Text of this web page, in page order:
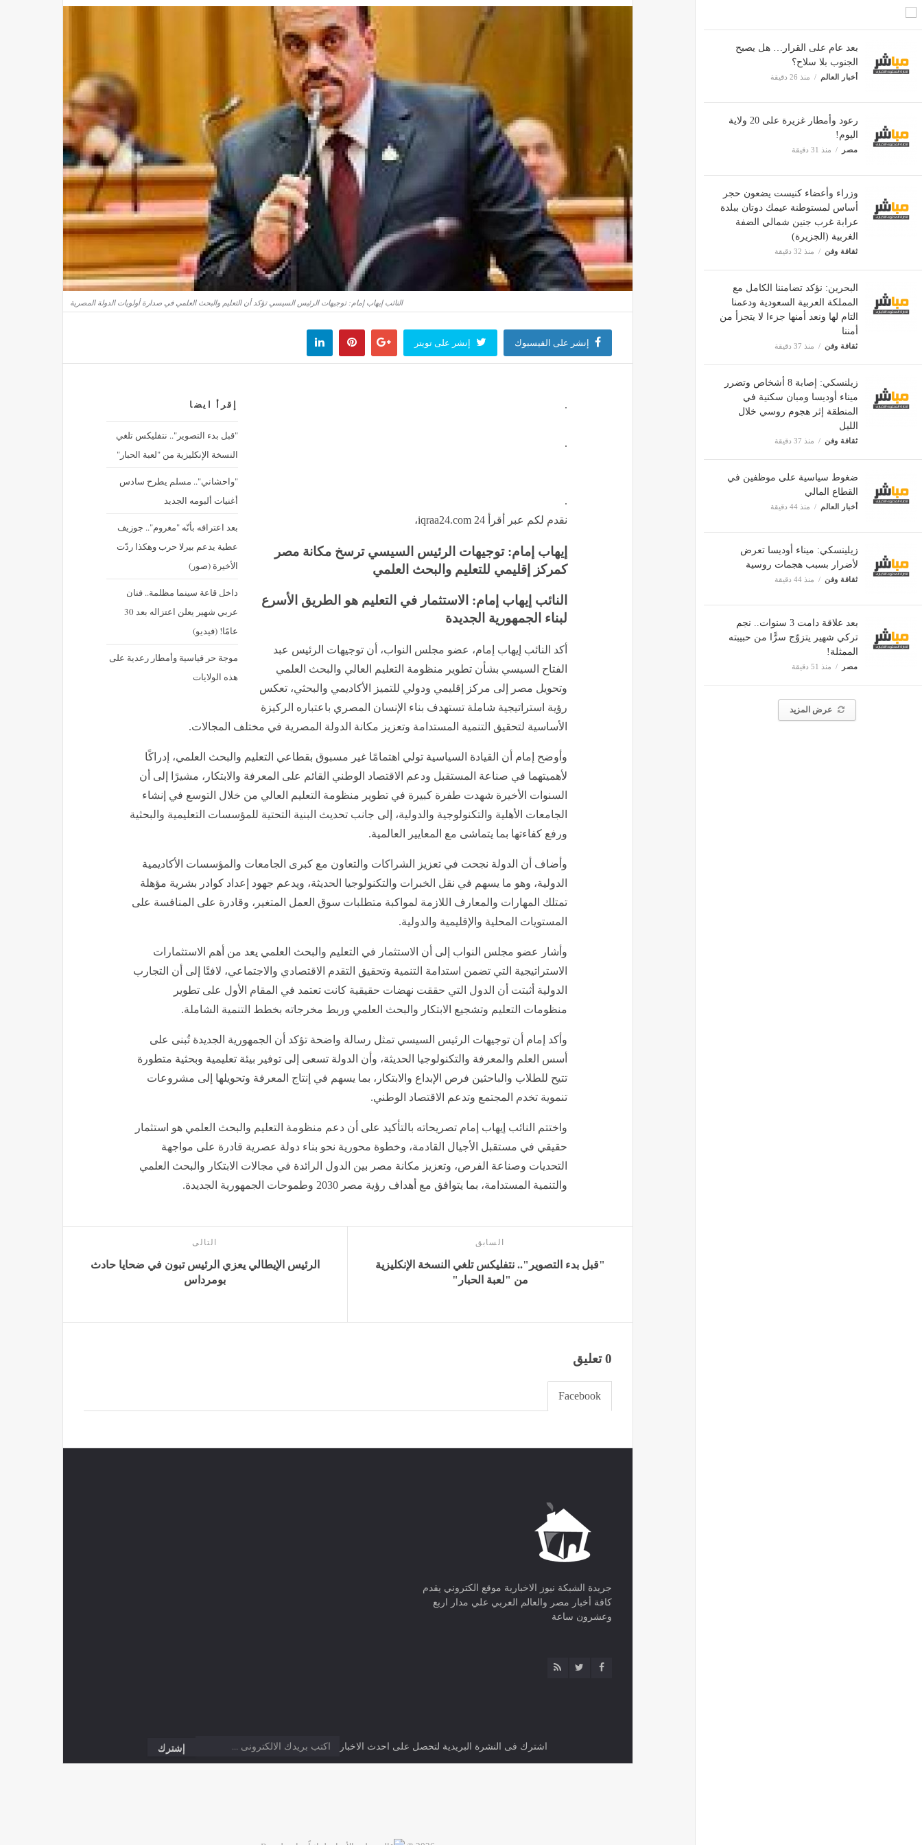
بعد عام على القرار… هل يصبح
الجنوب بلا سلاح؟
أخبار العالم منذ 26 دقيقة
رعود وأمطار غزيرة على 20 ولاية
اليوم!
مصر منذ 31 دقيقة
وزراء وأعضاء كنيست يضعون حجر
أساس لمستوطنة عيمك دوتان ببلدة
عرابة غرب جنين شمالي الضفة
الغربية (الجزيرة)
ثقافة وفن منذ 32 دقيقة
البحرين: نؤكد تضامننا الكامل مع
المملكة العربية السعودية ودعمنا
التام لها ونعد أمنها جزءا لا يتجزأ من
أمننا
ثقافة وفن منذ 37 دقيقة
زيلنسكي: إصابة 8 أشخاص وتضرر
ميناء أوديسا ومبان سكنية في
المنطقة إثر هجوم روسي خلال
الليل
ثقافة وفن منذ 37 دقيقة
ضغوط سياسية على موظفين في
القطاع المالي
أخبار العالم منذ 44 دقيقة
زيلينسكي: ميناء أوديسا تعرض
لأضرار بسبب هجمات روسية
ثقافة وفن منذ 44 دقيقة
بعد علاقة دامت 3 سنوات.. نجم
تركي شهير يتزوّج سرًّا من حبيبته
الممثلة!
مصر منذ 51 دقيقة
عرض المزيد
النائب إيهاب إمام: توجيهات الرئيس السيسي تؤكد أن التعليم والبحث العلمي في صدارة أولويات الدولة المصرية
إنشر على الفيسبوك إنشر على تويتر
إقرأ ايضا
"قبل بدء التصوير".. نتفليكس تلغي
النسخة الإنكليزية من "لعبة الحبار"
"واحشاني".. مسلم يطرح سادس
أغنيات ألبومه الجديد
بعد اعترافه بأنّه "مغروم".. جوزيف
عطية يدعم بيرلا حرب وهكذا ردّت
الأخيرة (صور)
داخل قاعة سينما مظلمة.. فنان
عربي شهير يعلن اعتزاله بعد 30
عامًا! (فيديو)
موجة حر قياسية وأمطار رعدية على
هذه الولايات
.
.
.
نقدم لكم عبر أقرأ 24 iqraa24.com،
إيهاب إمام: توجيهات الرئيس السيسي ترسخ مكانة مصر
كمركز إقليمي للتعليم والبحث العلمي
النائب إيهاب إمام: الاستثمار في التعليم هو الطريق الأسرع
لبناء الجمهورية الجديدة
أكد النائب إيهاب إمام، عضو مجلس النواب، أن توجيهات الرئيس عبد
الفتاح السيسي بشأن تطوير منظومة التعليم العالي والبحث العلمي
وتحويل مصر إلى مركز إقليمي ودولي للتميز الأكاديمي والبحثي، تعكس
رؤية استراتيجية شاملة تستهدف بناء الإنسان المصري باعتباره الركيزة
الأساسية لتحقيق التنمية المستدامة وتعزيز مكانة الدولة المصرية في مختلف المجالات.
وأوضح إمام أن القيادة السياسية تولي اهتمامًا غير مسبوق بقطاعي التعليم والبحث العلمي، إدراكًا
لأهميتهما في صناعة المستقبل ودعم الاقتصاد الوطني القائم على المعرفة والابتكار، مشيرًا إلى أن
السنوات الأخيرة شهدت طفرة كبيرة في تطوير منظومة التعليم العالي من خلال التوسع في إنشاء
الجامعات الأهلية والتكنولوجية والدولية، إلى جانب تحديث البنية التحتية للمؤسسات التعليمية والبحثية
ورفع كفاءتها بما يتماشى مع المعايير العالمية.
وأضاف أن الدولة نجحت في تعزيز الشراكات والتعاون مع كبرى الجامعات والمؤسسات الأكاديمية
الدولية، وهو ما يسهم في نقل الخبرات والتكنولوجيا الحديثة، ويدعم جهود إعداد كوادر بشرية مؤهلة
تمتلك المهارات والمعارف اللازمة لمواكبة متطلبات سوق العمل المتغير، وقادرة على المنافسة على
المستويات المحلية والإقليمية والدولية.
وأشار عضو مجلس النواب إلى أن الاستثمار في التعليم والبحث العلمي يعد من أهم الاستثمارات
الاستراتيجية التي تضمن استدامة التنمية وتحقيق التقدم الاقتصادي والاجتماعي، لافتًا إلى أن التجارب
الدولية أثبتت أن الدول التي حققت نهضات حقيقية كانت تعتمد في المقام الأول على تطوير
منظومات التعليم وتشجيع الابتكار والبحث العلمي وربط مخرجاته بخطط التنمية الشاملة.
وأكد إمام أن توجيهات الرئيس السيسي تمثل رسالة واضحة تؤكد أن الجمهورية الجديدة تُبنى على
أسس العلم والمعرفة والتكنولوجيا الحديثة، وأن الدولة تسعى إلى توفير بيئة تعليمية وبحثية متطورة
تتيح للطلاب والباحثين فرص الإبداع والابتكار، بما يسهم في إنتاج المعرفة وتحويلها إلى مشروعات
تنموية تخدم المجتمع وتدعم الاقتصاد الوطني.
واختتم النائب إيهاب إمام تصريحاته بالتأكيد على أن دعم منظومة التعليم والبحث العلمي هو استثمار
حقيقي في مستقبل الأجيال القادمة، وخطوة محورية نحو بناء دولة عصرية قادرة على مواجهة
التحديات وصناعة الفرص، وتعزيز مكانة مصر بين الدول الرائدة في مجالات الابتكار والبحث العلمي
والتنمية المستدامة، بما يتوافق مع أهداف رؤية مصر 2030 وطموحات الجمهورية الجديدة.
السابق
"قبل بدء التصوير".. نتفليكس تلغي النسخة الإنكليزية
من "لعبة الحبار"
التالى
الرئيس الإيطالي يعزي الرئيس تبون في ضحايا حادث
بومرداس
0 تعليق
Facebook
جريدة الشبكة نيوز الاخبارية موقع الكتروني يقدم
كافة أخبار مصر والعالم العربي علي مدار اربع
وعشرون ساعة
اشترك فى النشرة البريدية لتحصل على احدث الاخبار